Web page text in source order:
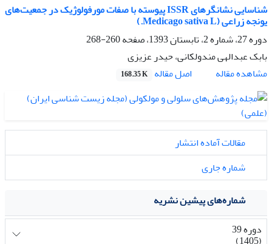
شناسایی نشانگرهای ISSR پیوسته با صفات مورفولوژیک در جمعیت‌های
یونجه زراعی (Medicago sativa L.)
دوره 27، شماره 2، تابستان 1393، صفحه
260-268
بابک عبدالهی مندولکانی، حیدر عزیزی
مشاهده مقاله
اصل مقاله 168.35 K
مقالات آماده انتشار
شماره جاری
شماره‌های پیشین نشریه
دوره 39